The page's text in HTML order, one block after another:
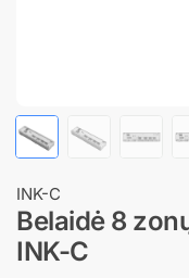
INK-C
Belaidė 8
INK-C